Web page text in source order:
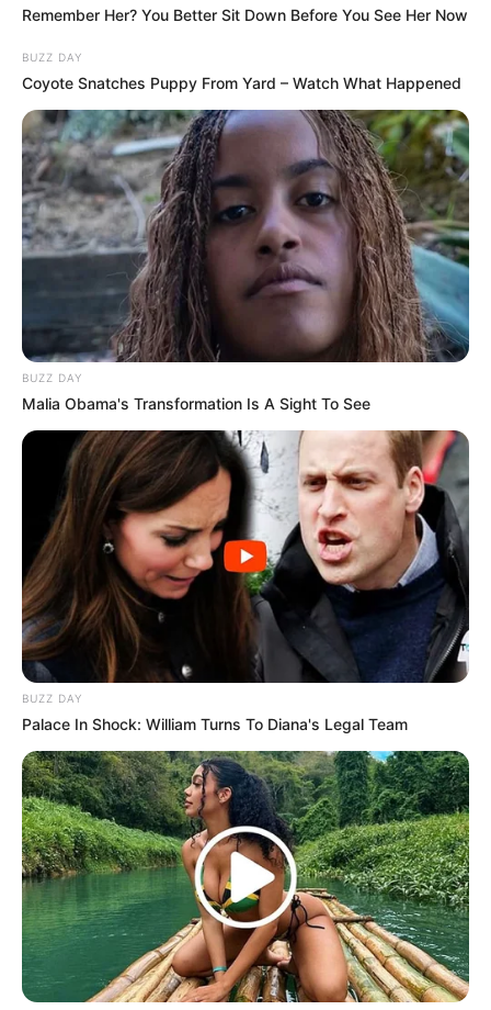
Serem! 9 Chat Ojek Online &
Pelanggan Ini Bikin Auto
Merinding
Bikin Ngakak, 10 Potret
Cosplay Murah Pakai Bahan
Seadanya
Anti Mainstream, 10 Cara
Membawa Barang Belanjaan
Remember Her? You Better Sit Down Before You See Her Now
BUZZ DAY
Coyote Snatches Puppy From Yard – Watch What Happened
BUZZ DAY
Malia Obama's Transformation Is A Sight To See
BUZZ DAY
Palace In Shock: William Turns To Diana's Legal Team